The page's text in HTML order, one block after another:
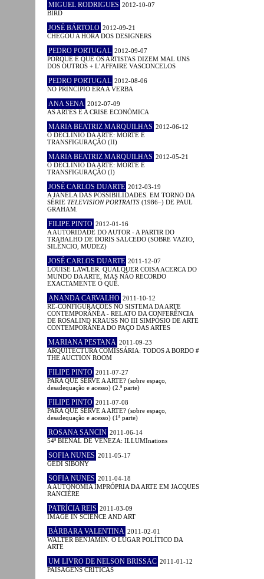
MIGUEL RODRIGUES 2012-10-07
BIRD
JOSÉ BÁRTOLO 2012-09-21
CHEGOU A HORA DOS DESIGNERS
PEDRO PORTUGAL 2012-09-07
PORQUE É QUE OS ARTISTAS DIZEM MAL UNS
DOS OUTROS + L’AFFAIRE VASCONCELOS
PEDRO PORTUGAL 2012-08-06
NO PRINCÍPIO ERA A VERBA
ANA SENA 2012-07-09
AS ARTES E A CRISE ECONÓMICA
MARIA BEATRIZ MARQUILHAS 2012-06-12
O DECLÍNIO DA ARTE: MORTE E
TRANSFIGURAÇÃO (II)
MARIA BEATRIZ MARQUILHAS 2012-05-21
O DECLÍNIO DA ARTE: MORTE E
TRANSFIGURAÇÃO (I)
JOSÉ CARLOS DUARTE 2012-03-19
A JANELA DAS POSSIBILIDADES. EM TORNO DA
SÉRIE TELEVISION PORTRAITS (1986–) DE PAUL
GRAHAM.
FILIPE PINTO 2012-01-16
A AUTORIDADE DO AUTOR - A PARTIR DO
TRABALHO DE DORIS SALCEDO (SOBRE VAZIO,
SILÊNCIO, MUDEZ)
JOSÉ CARLOS DUARTE 2011-12-07
LOUISE LAWLER. QUALQUER COISA ACERCA DO
MUNDO DA ARTE, MAS NÃO RECORDO
EXACTAMENTE O QUÊ.
ANANDA CARVALHO 2011-10-12
RE-CONFIGURAÇÕES NO SISTEMA DA ARTE
CONTEMPORÂNEA - RELATO DA CONFERÊNCIA
DE ROSALIND KRAUSS NO III SIMPÓSIO DE ARTE
CONTEMPORÂNEA DO PAÇO DAS ARTES
MARIANA PESTANA 2011-09-23
ARQUITECTURA COMISSÁRIA: TODOS A BORDO #
THE AUCTION ROOM
FILIPE PINTO 2011-07-27
PARA QUE SERVE A ARTE? (sobre espaço,
desadequação e acesso) (2.ª parte)
FILIPE PINTO 2011-07-08
PARA QUE SERVE A ARTE? (sobre espaço,
desadequação e acesso) (1ª parte)
ROSANA SANCIN 2011-06-14
54ª BIENAL DE VENEZA: ILLUMInations
SOFIA NUNES 2011-05-17
GEDI SIBONY
SOFIA NUNES 2011-04-18
A AUTONOMIA IMPRÓPRIA DA ARTE EM JACQUES
RANCIÈRE
PATRÍCIA REIS 2011-03-09
IMAGE IN SCIENCE AND ART
BÁRBARA VALENTINA 2011-02-01
WALTER BENJAMIN. O LUGAR POLÍTICO DA
ARTE
UM LIVRO DE NELSON BRISSAC 2011-01-12
PAISAGENS CRÍTICAS